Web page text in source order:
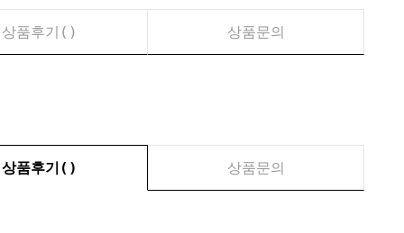
상품후기( ) 상품문의
상품후기( ) 상품문의